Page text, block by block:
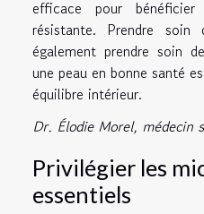
efficace pour
résistante. Prendre soin
également prendre soin
une peau en bonne santé
équilibre intérieur.
Dr. Élodie Morel, médecin
Privilégier les
essentiels